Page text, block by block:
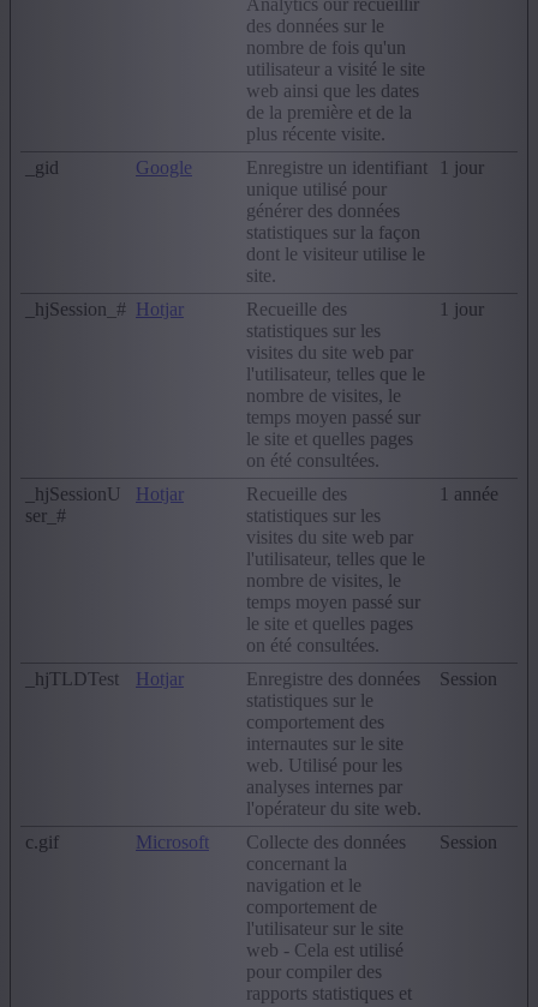
Analytics our recueillir
des données sur le
nombre de fois qu'un
utilisateur a visité le site
web ainsi que les dates
de la première et de la
plus récente visite.
_gid Google
Enregistre un identifiant
unique utilisé pour
générer des données
statistiques sur la façon
dont le visiteur utilise le
site.
1 jour
_hjSession_# Hotjar
Recueille des
statistiques sur les
visites du site web par
l'utilisateur, telles que le
nombre de visites, le
temps moyen passé sur
le site et quelles pages
on été consultées.
1 jour
_hjSessionU
ser_#
Hotjar
Recueille des
statistiques sur les
visites du site web par
l'utilisateur, telles que le
nombre de visites, le
temps moyen passé sur
le site et quelles pages
on été consultées.
1 année
_hjTLDTest Hotjar
Enregistre des données
statistiques sur le
comportement des
internautes sur le site
web. Utilisé pour les
analyses internes par
l'opérateur du site web.
Session
c.gif Microsoft
Collecte des données
concernant la
navigation et le
comportement de
l'utilisateur sur le site
web - Cela est utilisé
pour compiler des
rapports statistiques et
Session